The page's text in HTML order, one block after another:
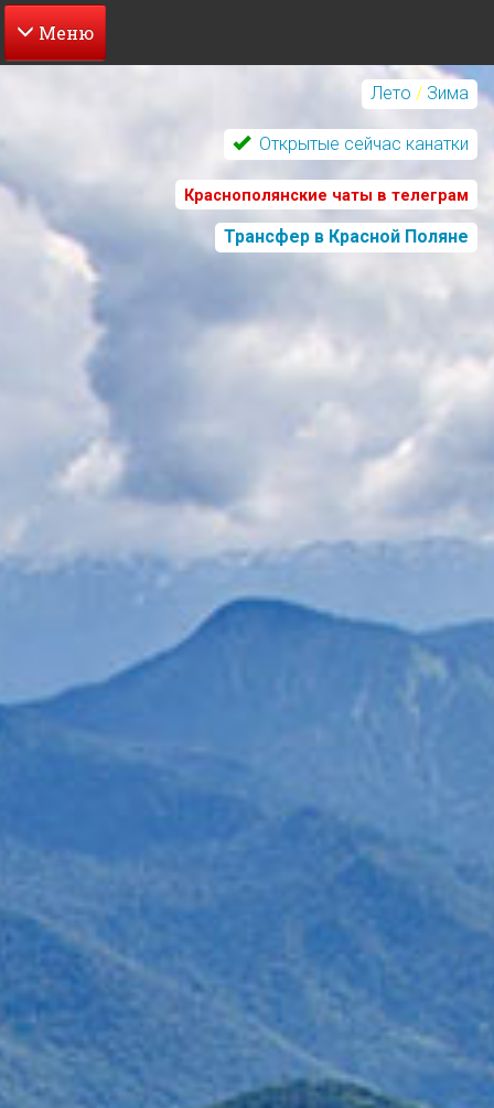
Перейти
содержанию
Лето / Зима
Открытые сейчас канатки
Краснополянские чаты в телеграм
Трансфер в Красной Поляне